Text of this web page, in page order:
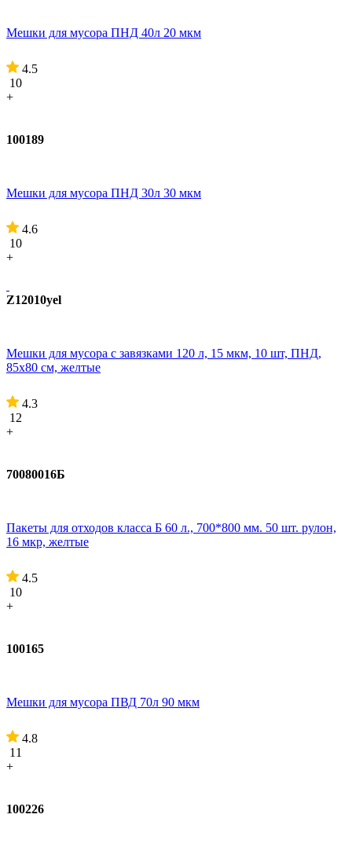
Мешки для мусора ПНД 40л 20 мкм
4.5
10
+
100189
Мешки для мусора ПНД 30л 30 мкм
4.6
10
+
Z12010yel
Мешки для мусора с завязками 120 л, 15 мкм, 10 шт, ПНД,
85х80 см, желтые
4.3
12
+
70080016Б
Пакеты для отходов класса Б 60 л., 700*800 мм. 50 шт. рулон,
16 мкр, желтые
4.5
10
+
100165
Мешки для мусора ПВД 70л 90 мкм
4.8
11
+
100226